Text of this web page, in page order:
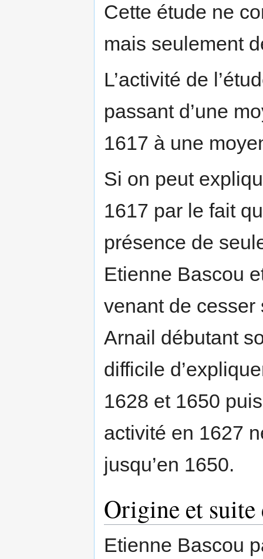
Cette étude ne
mais seulement
L’activité de
passant d’une
1617 à une
Si on peut
1617 par le fait
présence de
Etienne Bascou
venant de cesser
Arnail débutant
difficile
1628 et 1650
activité en 1627
jusqu’en 1650.
Origine et suite
Etienne Bascou